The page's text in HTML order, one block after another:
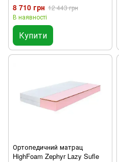
8 710 грн 12 443 грн
В наявності
Купити
Ортопедичний матрац
HighFoam Zephyr Lazy Sufle